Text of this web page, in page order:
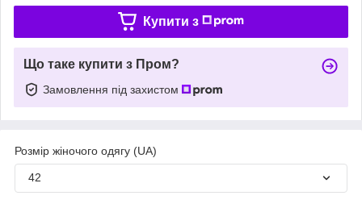
Купити з
Що таке купити з Пром?
Замовлення під захистом
Розмір жіночого одягу (UA)
42